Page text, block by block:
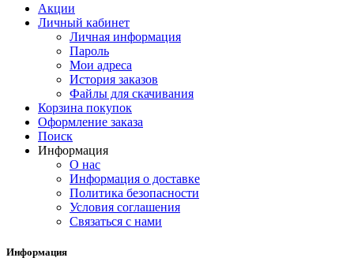
Акции
Личный кабинет
Личная информация
Пароль
Мои адреса
История заказов
Файлы для скачивания
Корзина покупок
Оформление заказа
Поиск
Информация
О нас
Информация о доставке
Политика безопасности
Условия соглашения
Связаться с нами
Информация